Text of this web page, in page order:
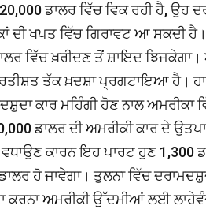
ਡਾਲਰ ਵਿੱਚ ਵਿਕ ਰਹੀ ਹੈ,
ਦੀ ਖਪਤ ਵਿੱਚ ਗਿਰਾਵਟ ਆ ਸਕਦੀ
ਵਿੱਚ ਖ਼ਰੀਦਣ ਤੋਂ ਸ਼ਾਇਦ
ਤੱਕ ਖ਼ਦਸ਼ਾ ਪ੍ਰਗਟਾਇਆ ਹੈ।
ਕਾਰ ਮਹਿੰਗੀ ਹੋਣ ਨਾਲ
ਡਾਲਰ ਦੀ ਅਮਰੀਕੀ ਕਾਰ ਦੇ
ਕਾਰਨ ਇਹ ਪਾਰਟ ਹੁਣ 1,300
ਹੋ ਜਾਵੇਗਾ। ਤੁਲਨਾ ਵਿੱਚ
ਕਰਨਾ ਅਮਰੀਕੀ ਉੱਦਮੀਆਂ ਲਈ